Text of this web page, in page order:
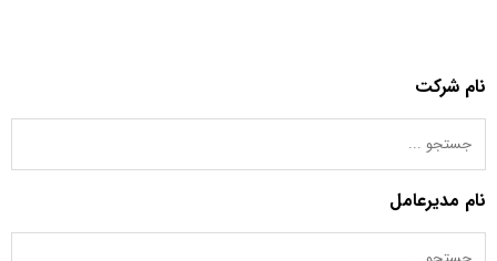
نام شرکت
نام مدیرعامل